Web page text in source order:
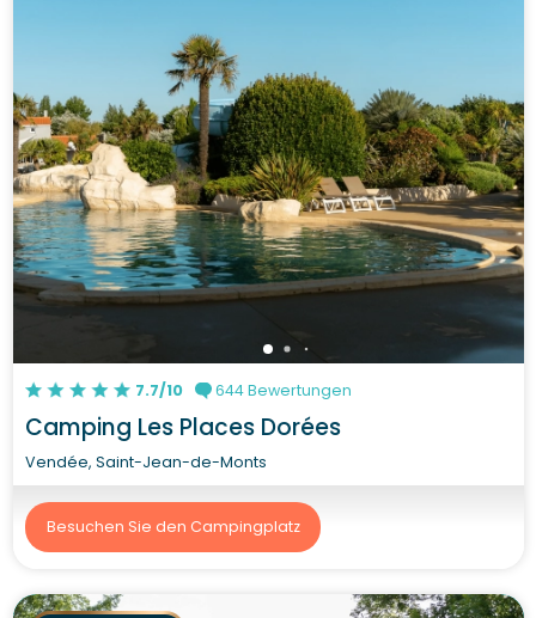
7.7/10 644 Bewertungen
Camping Les Places Dorées
Vendée, Saint-Jean-de-Monts
Besuchen Sie den Campingplatz